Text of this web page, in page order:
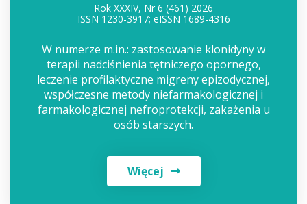
Rok XXXIV, Nr 6 (461) 2026
ISSN 1230-3917; eISSN 1689-4316
W numerze m.in.: zastosowanie klonidyny w
terapii nadciśnienia tętniczego opornego,
leczenie profilaktyczne migreny epizodycznej,
współczesne metody niefarmakologicznej i
farmakologicznej nefroprotekcji, zakażenia u
osób starszych.
Więcej